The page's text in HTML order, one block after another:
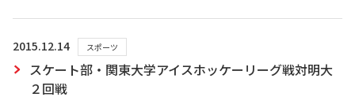
2015.12.14 スポーツ
スケート部・関東大学アイスホッケーリーグ戦対明大
２回戦